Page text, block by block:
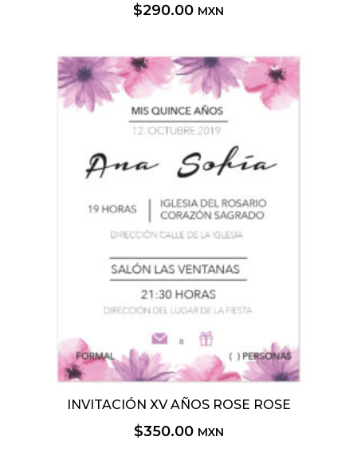
$290.00 MXN
INVITACIÓN XV AÑOS ROSE ROSE
$350.00 MXN